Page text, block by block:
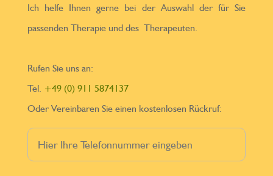
Ich helfe Ihnen gerne bei der Auswahl der für Sie
passenden Therapie und des Therapeuten.
Rufen Sie uns an:
Tel. +49 (0) 911 5874137
Oder Vereinbaren Sie einen kostenlosen Rückruf: